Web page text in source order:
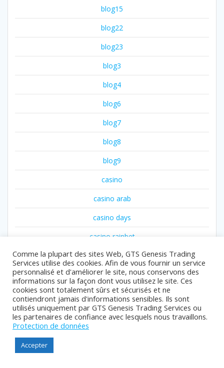
blog15
blog22
blog23
blog3
blog4
blog6
blog7
blog8
blog9
casino
casino arab
casino days
casino rainbet
catalog
contact
contacts
e
Comme la plupart des sites Web, GTS Genesis Trading
Services utilise des cookies. Afin de vous fournir un service
personnalisé et d'améliorer le site, nous conservons des
informations sur la façon dont vous utilisez le site. Ces
cookies sont totalement sûrs et sécurisés et ne
contiendront jamais d'informations sensibles. Ils sont
utilisés uniquement par GTS Genesis Trading Services ou
les partenaires de confiance avec lesquels nous travaillons.
Protection de données
Accepter